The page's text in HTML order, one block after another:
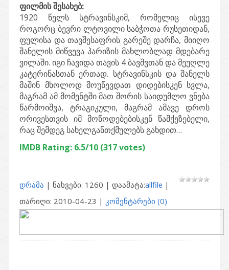
ფილმის შესახებ:
1920 წელს სტრავინსკიმ, რომელიც ისევე
როგორც ბევრი ლტოვილი საბჭოთა რუსეთიდან,
ფულისა და თავშესაფრის გარეშე დარჩა, მიიღო
შანელის მიწვევა პარიზის მახლობლად მდებარე
ვილაში. იგი ჩავიდა თავის 4 ბავშვთან და მეუღლე
კატერინასთან ერთად. სტრავინსკის და შანელს
მაშინ მხოლოდ მოუწევდათ დიდებისკენ სვლა,
მაგრამ ამ მომენტში მათ შორის საიდუმლო ვნება
წარმოიშვა, ტრაგიკული, მაგრამ ამავე დროს
ორივესთვის იმ მოწოდებებისკენ წამქეზებელი,
რაც შემდეგ სახელგანთქმულებს გახდით…
IMDB Rating: 6.5/10 (317 votes)
დრამა | ნახვები: 1260 | დაამატა:allfile |
თარიღი: 2010-04-23 | კომენტარები (0)